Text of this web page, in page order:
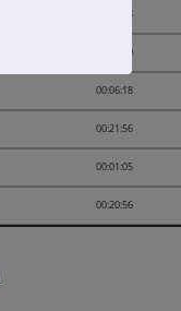
00:21:03
00:00:30
00:06:18
00:21:56
00:01:05
00:20:56